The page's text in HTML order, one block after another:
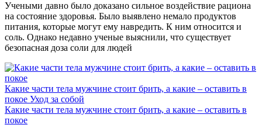
Учеными давно было доказано сильное воздействие рациона
на состояние здоровья. Было выявлено немало продуктов
питания, которые могут ему навредить. К ним относится и
соль. Однако недавно ученые выяснили, что существует
безопасная доза соли для людей
Какие части тела мужчине стоит брить, а какие – оставить в
покое Уход за собой
Какие части тела мужчине стоит брить, а какие – оставить в
покое